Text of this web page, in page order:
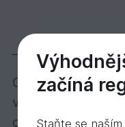
Popis
Osvědčený Tvrdý
variantách – pro
dřevěné podlahy!
začíná
Staňte se